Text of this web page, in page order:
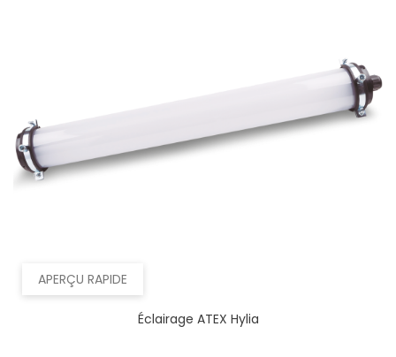
APERÇU RAPIDE
Éclairage ATEX Hylia